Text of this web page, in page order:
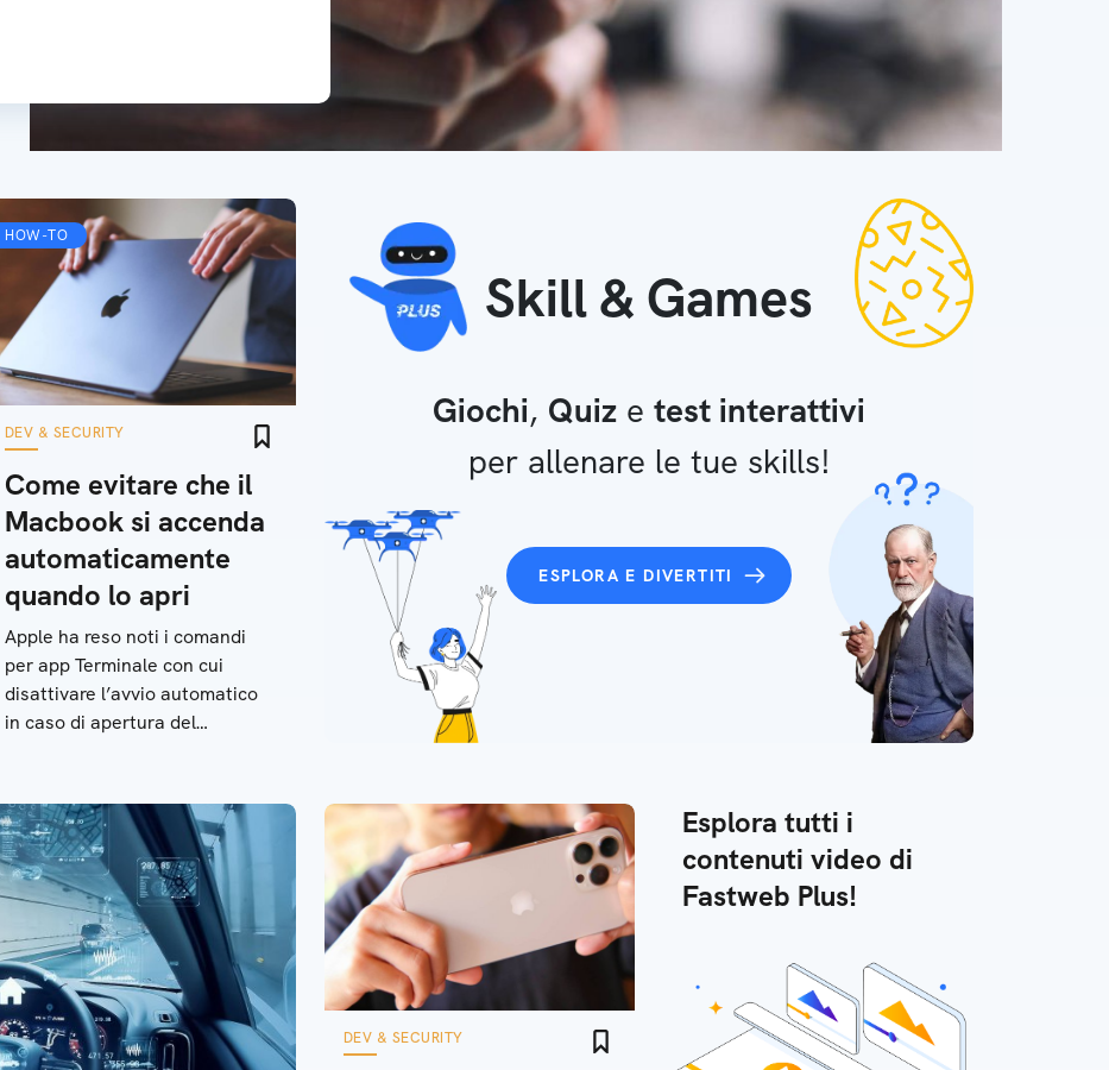
HOW-TO
DEV & SECURITY
Come evitare che il
Macbook si accenda
automaticamente
quando lo apri
Apple ha reso noti i comandi
per app Terminale con cui
disattivare l’avvio automatico
in caso di apertura del
Skill & Games
Giochi, Quiz e test interattivi
per allenare le tue skills!
ESPLORA E DIVERTITI
DEV & SECURITY
Esplora tutti i
contenuti video di
Fastweb Plus!